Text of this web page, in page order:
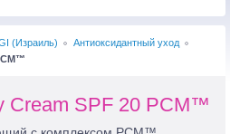
(Израиль)
Антиоксидантный уход
Cream SPF 20 PCM™